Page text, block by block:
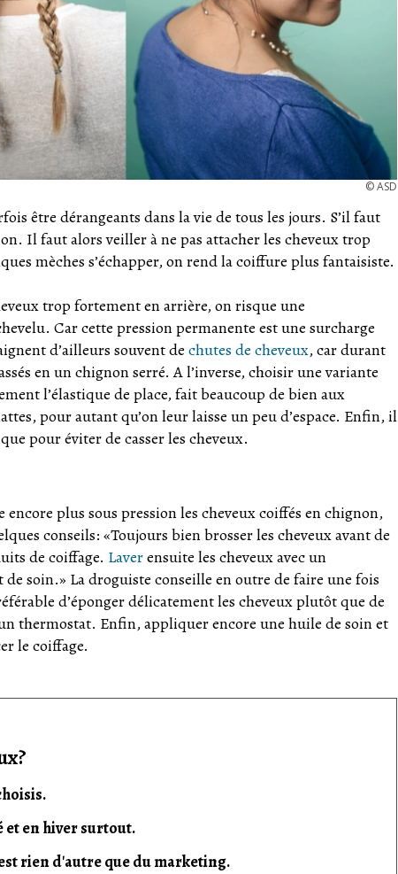
©ASD
être dérangeants dans la vie de tous les jours. S’il faut
Il faut alors veiller à ne pas attacher les cheveux trop
mèches s’échapper, on rend la coiffure plus fantaisiste.
trop fortement en arrière, on risque une
Car cette pression permanente est une surcharge
d’ailleurs souvent de chutes de cheveux, car durant
en un chignon serré. A l’inverse, choisir une variante
l’élastique de place, fait beaucoup de bien aux
pour autant qu’on leur laisse un peu d’espace. Enfin, il
pour éviter de casser les cheveux.
plus sous pression les cheveux coiffés en chignon,
conseils: «Toujours bien brosser les cheveux avant de
de coiffage. Laverensuite les cheveux avec un
soin.» La droguiste conseille en outre de faire une fois
d’éponger délicatement les cheveux plutôt que de
thermostat. Enfin, appliquer encore une huile de soin et
le coiffage.
et en hiver surtout.
rien d'autre que du marketing.